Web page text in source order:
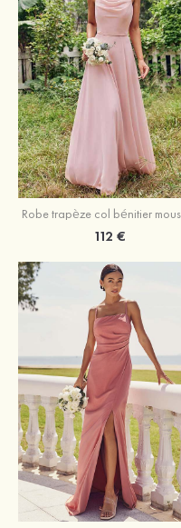
112 €